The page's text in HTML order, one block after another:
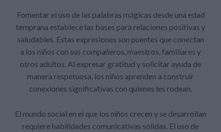
Fomentar el uso de las palabras mágicas desde una edad
temprana establece las bases para relaciones positivas y
saludables. Estas expresiones son puentes que conectan
a los niños con sus compañeros, maestros, familiares y
otros adultos. Al expresar gratitud y solicitar ayuda de
manera respetuosa, los niños aprenden a construir
conexiones significativas con quienes les rodean.
El mundo social en el que los niños crecen y se desarrollan
requiere habilidades comunicativas sólidas. El uso de